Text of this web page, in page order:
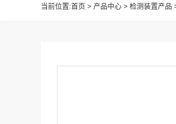
当前位置:首页 > 产品中心> 检测装置产品